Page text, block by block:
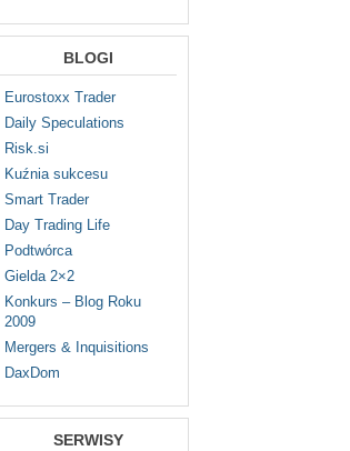
BLOGI
Eurostoxx Trader
Daily Speculations
Risk.si
Kuźnia sukcesu
Smart Trader
Day Trading Life
Podtwórca
Gielda 2×2
Konkurs – Blog Roku
2009
Mergers & Inquisitions
DaxDom
SERWISY